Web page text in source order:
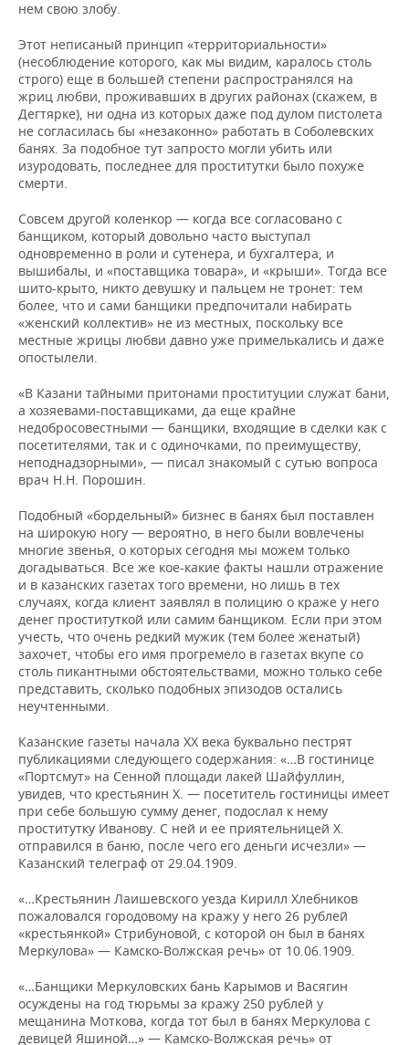
нем свою злобу.
Этот неписаный принцип «территориальности»
(несоблюдение которого, как мы видим, каралось столь
строго) еще в большей степени распространялся на
жриц любви, проживавших в других районах (скажем, в
Дегтярке), ни одна из которых даже под дулом пистолета
не согласилась бы «незаконно» работать в Соболевских
банях. За подобное тут запросто могли убить или
изуродовать, последнее для проститутки было похуже
смерти.
Совсем другой коленкор — когда все согласовано с
банщиком, который довольно часто выступал
одновременно в роли и сутенера, и бухгалтера, и
вышибалы, и «поставщика товара», и «крыши». Тогда все
шито-крыто, никто девушку и пальцем не тронет: тем
более, что и сами банщики предпочитали набирать
«женский коллектив» не из местных, поскольку все
местные жрицы любви давно уже примелькались и даже
опостылели.
«В Казани тайными притонами проституции служат бани,
а хозяевами-поставщиками, да еще крайне
недобросовестными — банщики, входящие в сделки как с
посетителями, так и с одиночками, по преимуществу,
неподнадзорными», — писал знакомый с сутью вопроса
врач Н.Н. Порошин.
Подобный «бордельный» бизнес в банях был поставлен
на широкую ногу — вероятно, в него были вовлечены
многие звенья, о которых сегодня мы можем только
догадываться. Все же кое-какие факты нашли отражение
и в казанских газетах того времени, но лишь в тех
случаях, когда клиент заявлял в полицию о краже у него
денег проституткой или самим банщиком. Если при этом
учесть, что очень редкий мужик (тем более женатый)
захочет, чтобы его имя прогремело в газетах вкупе со
столь пикантными обстоятельствами, можно только себе
представить, сколько подобных эпизодов остались
неучтенными.
Казанские газеты начала XX века буквально пестрят
публикациями следующего содержания: «…В гостинице
«Портсмут» на Сенной площади лакей Шайфуллин,
увидев, что крестьянин Х. — посетитель гостиницы имеет
при себе большую сумму денег, подослал к нему
проститутку Иванову. С ней и ее приятельницей Х.
отправился в баню, после чего его деньги исчезли» —
Казанский телеграф от 29.04.1909.
«…Крестьянин Лаишевского уезда Кирилл Хлебников
пожаловался городовому на кражу у него 26 рублей
«крестьянкой» Стрибуновой, с которой он был в банях
Меркулова» — Камско-Волжская речь» от 10.06.1909.
«…Банщики Меркуловских бань Карымов и Васягин
осуждены на год тюрьмы за кражу 250 рублей у
мещанина Моткова, когда тот был в банях Меркулова с
девицей Яшиной…» — Камско-Волжская речь» от